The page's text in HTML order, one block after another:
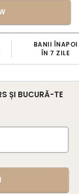
BANII ÎNAPOI
ÎN 7 ZILE
ȘI BUCURĂ-TE